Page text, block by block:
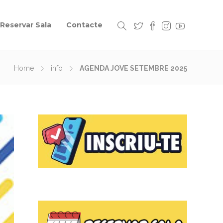
Reservar Sala Contacte
Home info AGENDA JOVE SETEMBRE 2025